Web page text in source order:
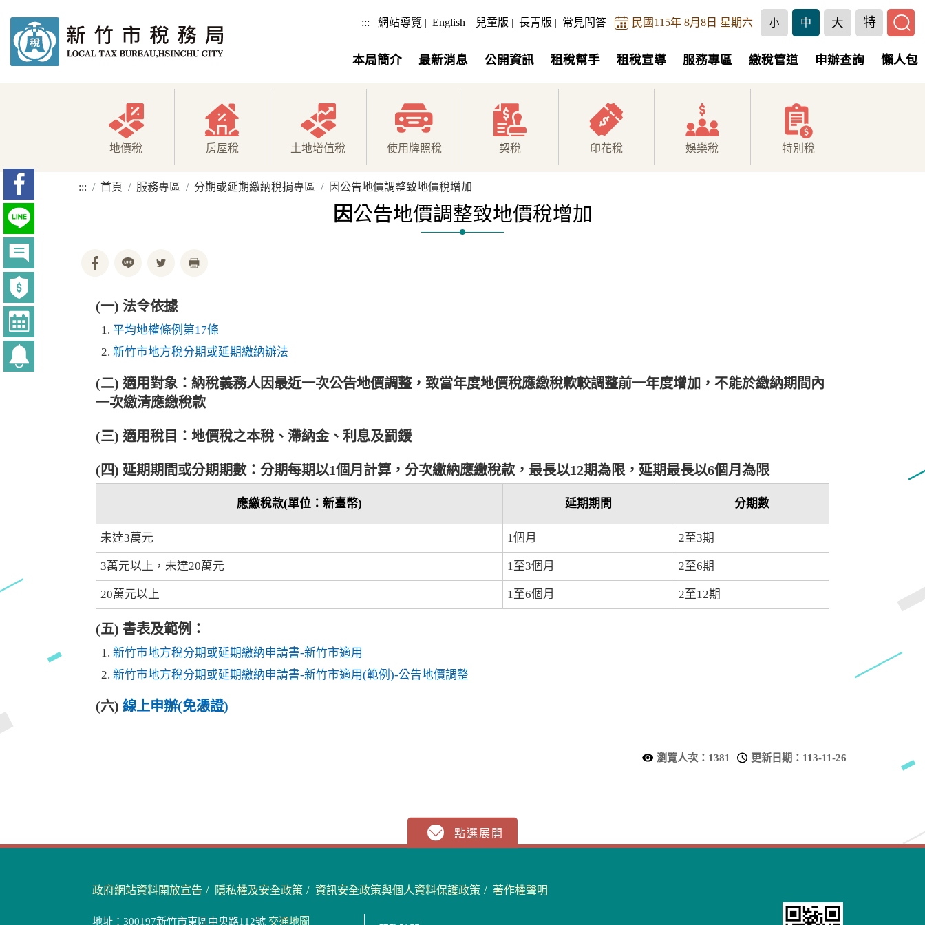
::: 網站導覽 | English | 兒童版 | 長青版 | 常見問答 民國115年 8月8日 星期六 小 中 大 特
本局簡介 最新消息 公開資訊 租稅幫手 租稅宣導 服務專區 繳稅管道 申辦查詢 懶人包
地價稅 房屋稅 土地增值稅 使用牌照稅 契稅 印花稅 娛樂稅 特別稅
::: 首頁 服務專區 分期或延期繳納稅捐專區 因公告地價調整致地價稅增加
因公告地價調整致地價稅增加
(一) 法令依據
平均地權條例第17條
新竹市地方稅分期或延期繳納辦法
(二) 適用對象：納稅義務人因最近一次公告地價調整，致當年度地價稅應繳稅款較調整前一年度增加，不能於繳納期間內
一次繳清應繳稅款
(三) 適用稅目：地價稅之本稅、滯納金、利息及罰鍰
(四) 延期期間或分期期數：分期每期以1個月計算，分次繳納應繳稅款，最長以12期為限，延期最長以6個月為限
應繳稅款(單位：新臺幣) 延期期間 分期數
未達3萬元 1個月 2至3期
3萬元以上，未達20萬元 1至3個月 2至6期
20萬元以上 1至6個月 2至12期
(五) 書表及範例：
新竹市地方稅分期或延期繳納申請書-新竹市適用
新竹市地方稅分期或延期繳納申請書-新竹市適用(範例)-公告地價調整
(六) 線上申辦(免憑證)
瀏覽人次： 1381 更新日期： 113-11-26
政府網站資料開放宣告 隱私權及安全政策 資訊安全政策與個人資料保護政策 著作權聲明
地址：300197新竹市東區中央路112號 交通地圖